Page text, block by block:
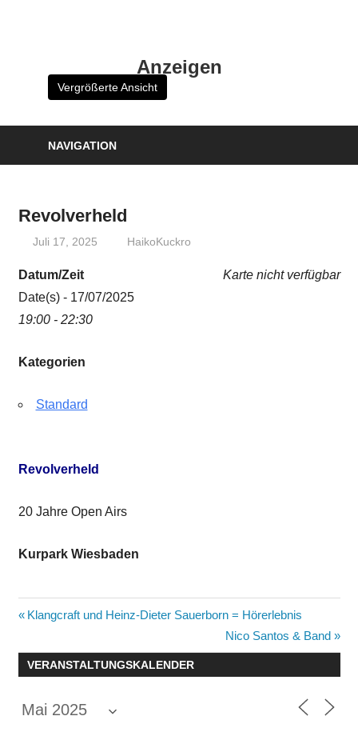
Anzeigen
Vergrößerte Ansicht
NAVIGATION
Revolverheld
Juli 17, 2025 HaikoKuckro
Karte nicht verfügbar
Datum/Zeit
Date(s) - 17/07/2025
19:00 - 22:30
Kategorien
Standard
Revolverheld
20 Jahre Open Airs
Kurpark Wiesbaden
Beitragsnavigation
Vorheriger
Klangcraft und Heinz-Dieter Sauerborn = Hörerlebnis
Nächster
Beitrag:
Nico Santos & Band
VERANSTALTUNGSKALENDER